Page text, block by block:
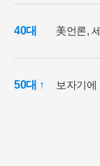
40대 美언론,
50대 ↑ 보자기에